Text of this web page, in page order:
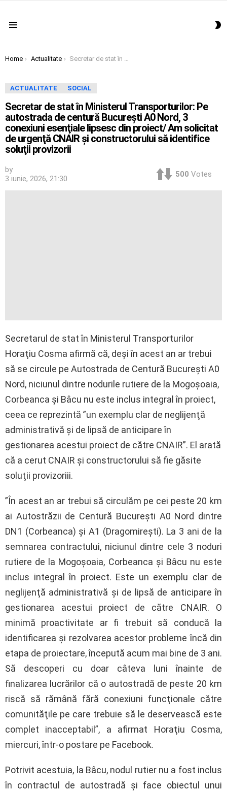
You are here:
Home Actualitate Secretar de stat în Ministerul Transporturilor: Pe autostrada de centură Bucureşti A0 Nord, 3 conexiuni esenţiale lipsesc din proiect/ Am solicitat de urgenţă CNAIR şi constructorului să identifice soluţii provizorii
ACTUALITATE SOCIAL
Secretar de stat în Ministerul Transporturilor: Pe
autostrada de centură Bucureşti A0 Nord, 3
conexiuni esenţiale lipsesc din proiect/ Am solicitat
de urgenţă CNAIR şi constructorului să identifice
soluţii provizorii
by
3 iunie, 2026, 21:30
500 Votes
Secretarul de stat în Ministerul Transporturilor
Horaţiu Cosma afirmă că, deşi în acest an ar trebui
să se circule pe Autostrada de Centură Bucureşti A0
Nord, niciunul dintre nodurile rutiere de la Mogoşoaia,
Corbeanca şi Bâcu nu este inclus integral în proiect,
ceea ce reprezintă ”un exemplu clar de neglijenţă
administrativă şi de lipsă de anticipare în
gestionarea acestui proiect de către CNAIR”. El arată
că a cerut CNAIR şi constructorului să fie găsite
soluţii provizoriii.
”În acest an ar trebui să circulăm pe cei peste 20 km
ai Autostrăzii de Centură Bucureşti A0 Nord dintre
DN1 (Corbeanca) şi A1 (Dragomireşti). La 3 ani de la
semnarea contractului, niciunul dintre cele 3 noduri
rutiere de la Mogoşoaia, Corbeanca şi Bâcu nu este
inclus integral în proiect. Este un exemplu clar de
neglijenţă administrativă şi de lipsă de anticipare în
gestionarea acestui proiect de către CNAIR. O
minimă proactivitate ar fi trebuit să conducă la
identificarea şi rezolvarea acestor probleme încă din
etapa de proiectare, începută acum mai bine de 3 ani.
Să descoperi cu doar câteva luni înainte de
finalizarea lucrărilor că o autostradă de peste 20 km
riscă să rămână fără conexiuni funcţionale către
comunităţile pe care trebuie să le deservească este
complet inacceptabil”, a afirmat Horaţiu Cosma,
miercuri, într-o postare pe Facebook.
Potrivit acestuia, la Bâcu, nodul rutier nu a fost inclus
în contractul de autostradă şi face obiectul unui